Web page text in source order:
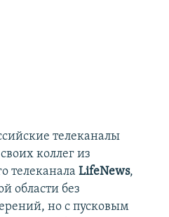
телеканалы
коллег из
телеканала LifeNews,
области без
но с пусковым